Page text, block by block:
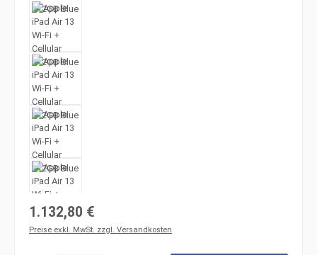
Regulärer Preis:
1.132,80 €
Preise exkl. MwSt. zzgl. Versandkosten